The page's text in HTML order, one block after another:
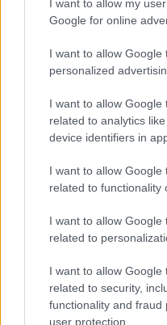
I want to allow my
Google for online
I want to allow Google
personalized
I want to allow Google
related to analytics
device identifiers in
I want to allow Google
related to functionality
I want to allow Google
related to
I want to allow Google
related to security,
functionality and
user protection.
EURÓPAI HIDAK –
A bejegyzés trackback
https://kulturpart.hu/
Kommentek:
minősülnek, értük a
szolgáltatás
nem vállal, azokat nem ellenőrzi.
Részletek a
Felhasználási